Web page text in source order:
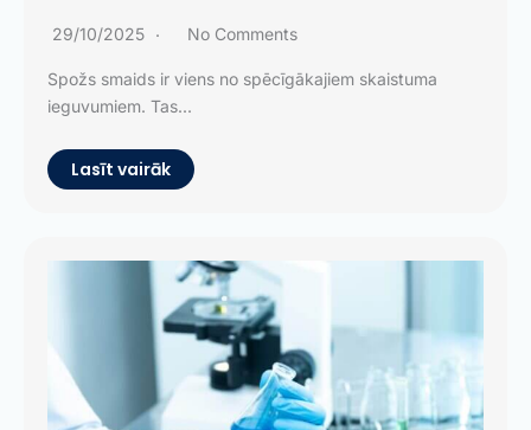
29/10/2025 No Comments
Spožs smaids ir viens no spēcīgākajiem skaistuma
ieguvumiem. Tas...
Lasīt vairāk